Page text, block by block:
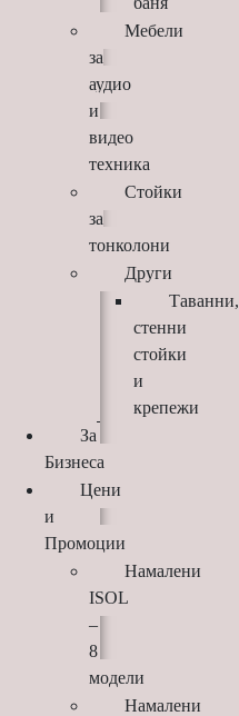
Мебели
за
аудио
и
видео
техника
Стойки
за
тонколони
Други
Таванни,
стенни
стойки
и
крепежи
За
Бизнеса
Цени
и
Промоции
Намалени
ISOL
–
8
модели
Намалени